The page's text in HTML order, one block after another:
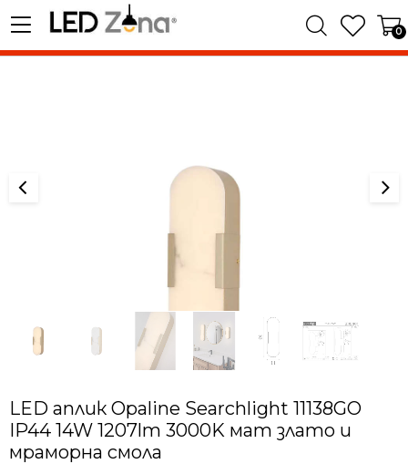
0
LED аплик Opaline Searchlight 11138GO
IP44 14W 1207lm 3000K мат злато и
мраморна смола